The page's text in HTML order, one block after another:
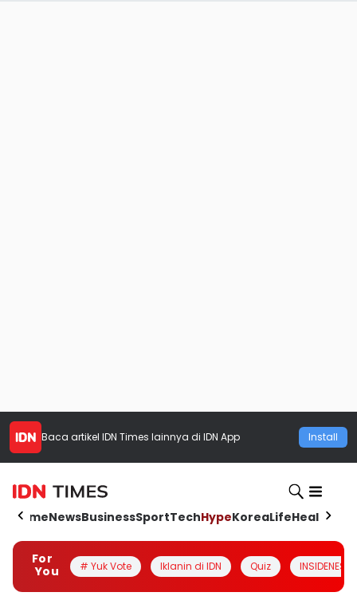
Baca artikel IDN Times lainnya di IDN App Install
HomeNewsBusinessSportTechHypeKoreaLifeHealth
For
You
# Yuk Vote Iklanin di IDN Quiz INSIDENESIA